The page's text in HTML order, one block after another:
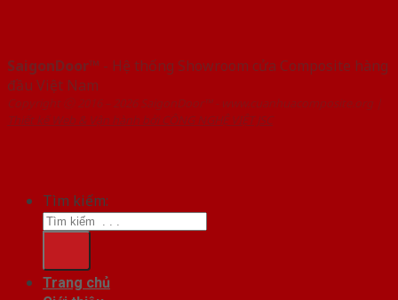
SaigonDoor™ - Hệ thống Showroom cửa Composite hàng
đầu Việt Nam
Copyright ⓒ 2016 – 2026 SaigonDoor™ - www.cuanhuacomposite.org |
Thiết kế Web & Vận hành bởi CÔNG NGHỆ VIỆT JSC
Tìm kiếm:
Trang chủ